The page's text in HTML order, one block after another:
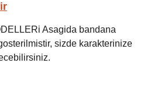
Asagida bandana
sizde karakterinize